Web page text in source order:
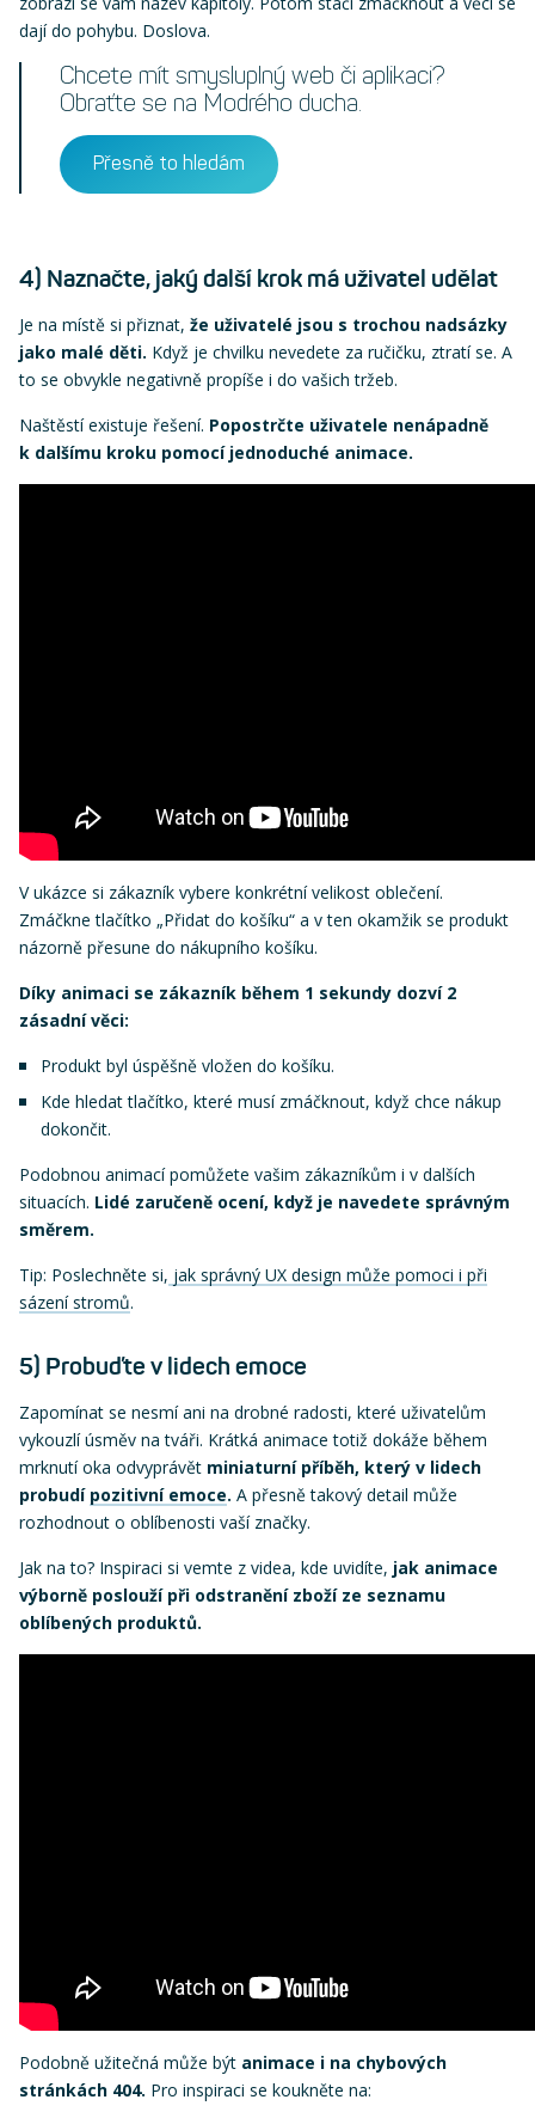
dají do pohybu. Doslova.
Chcete mít smysluplný web či aplikaci?
Obraťte se na Modrého ducha.
Přesně to hledám
4) Naznačte, jaký další krok má uživatel udělat
Je na místě si přiznat, že uživatelé jsou s trochou nadsázky
jako malé děti. Když je chvilku nevedete za ručičku, ztratí se. A
to se obvykle negativně propíše i do vašich tržeb.
Naštěstí existuje řešení. Popostrčte uživatele nenápadně
k dalšímu kroku pomocí jednoduché animace.
V ukázce si zákazník vybere konkrétní velikost oblečení.
Zmáčkne tlačítko „Přidat do košíku“ a v ten okamžik se produkt
názorně přesune do nákupního košíku.
Díky animaci se zákazník během 1 sekundy dozví 2
zásadní věci:
Produkt byl úspěšně vložen do košíku.
Kde hledat tlačítko, které musí zmáčknout, když chce nákup
dokončit.
Podobnou animací pomůžete vašim zákazníkům i v dalších
situacích. Lidé zaručeně ocení, když je navedete správným
směrem.
Tip: Poslechněte si, jak správný UX design může pomoci i při
sázení stromů.
5) Probuďte v lidech emoce
Zapomínat se nesmí ani na drobné radosti, které uživatelům
vykouzlí úsměv na tváři. Krátká animace totiž dokáže během
mrknutí oka odvyprávět miniaturní příběh, který v lidech
probudí pozitivní emoce. A přesně takový detail může
rozhodnout o oblíbenosti vaší značky.
Jak na to? Inspiraci si vemte z videa, kde uvidíte, jak animace
výborně poslouží při odstranění zboží ze seznamu
oblíbených produktů.
Podobně užitečná může být animace i na chybových
stránkách 404. Pro inspiraci se koukněte na: